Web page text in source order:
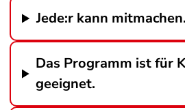
Jede:r kann mitmachen.
Das Programm ist für
geeignet.